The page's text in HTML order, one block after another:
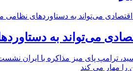
می‌تواند به